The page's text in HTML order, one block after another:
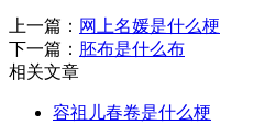
上一篇： 网上名媛是什么梗
下一篇： 胚布是什么布
相关文章
容祖儿春卷是什么梗